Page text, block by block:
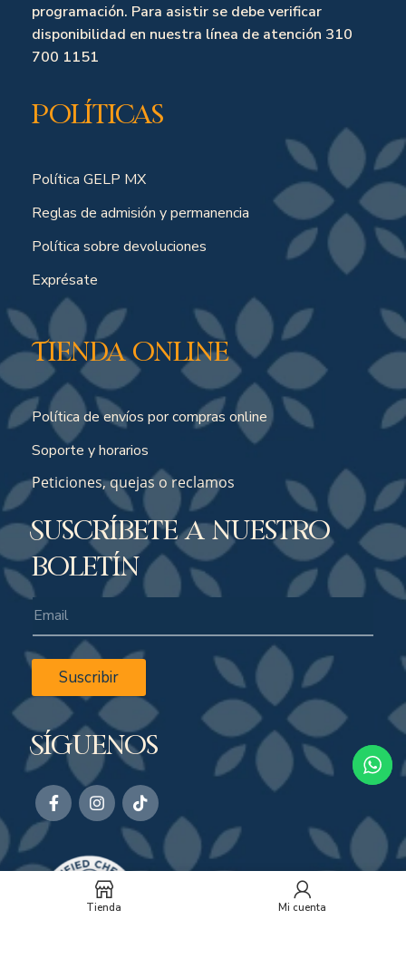
programación. Para asistir se debe verificar
disponibilidad en nuestra línea de atención 310
700 1151
Políticas
Política GELP MX
Reglas de admisión y permanencia
Política sobre devoluciones
Exprésate
Tienda online
Política de envíos por compras online
Soporte y horarios
Peticiones, quejas o reclamos
Suscríbete a nuestro
boletín
Suscribir
Síguenos
Tienda Mi cuenta